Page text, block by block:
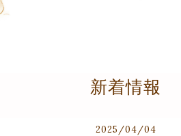
新着情報
2025 /04/04